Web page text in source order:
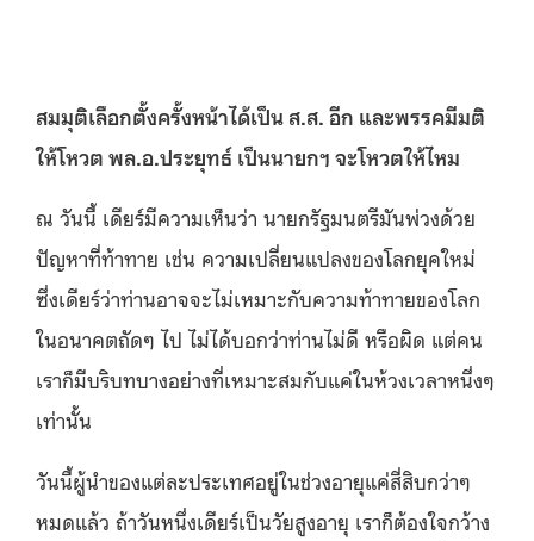
สมมุติเลือกตั้งครั้งหน้าได้เป็น ส.ส. อีก และพรรคมีมติ
ให้โหวต พล.อ.ประยุทธ์ เป็นนายกฯ จะโหวตให้ไหม
ณ วันนี้ เดียร์มีความเห็นว่า นายกรัฐมนตรีมันพ่วงด้วย
ปัญหาที่ท้าทาย เช่น ความเปลี่ยนแปลงของโลกยุคใหม่
ซึ่งเดียร์ว่าท่านอาจจะไม่เหมาะกับความท้าทายของโลก
ในอนาคตถัดๆ ไป ไม่ได้บอกว่าท่านไม่ดี หรือผิด แต่คน
เราก็มีบริบทบางอย่างที่เหมาะสมกับแค่ในห้วงเวลาหนึ่งๆ
เท่านั้น
วันนี้ผู้นำของแต่ละประเทศอยู่ในช่วงอายุแค่สี่สิบกว่าๆ
หมดแล้ว ถ้าวันหนึ่งเดียร์เป็นวัยสูงอายุ เราก็ต้องใจกว้าง